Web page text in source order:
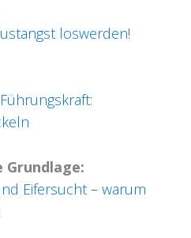
loswerden!
Grundlage:
Eifersucht – warum